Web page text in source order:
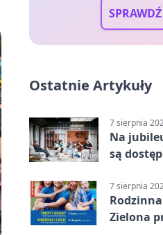
Ostatnie Artykuły
7 sierpnia
Na
są
7 sierpnia
Zielona